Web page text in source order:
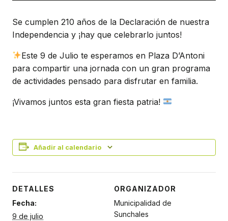
Se cumplen 210 años de la Declaración de nuestra
Independencia y ¡hay que celebrarlo juntos!
Este 9 de Julio te esperamos en Plaza D’Antoni
para compartir una jornada con un gran programa
de actividades pensado para disfrutar en familia.
¡Vivamos juntos esta gran fiesta patria!
Añadir al calendario
DETALLES
Fecha:
9 de julio
ORGANIZADOR
Municipalidad de
Sunchales